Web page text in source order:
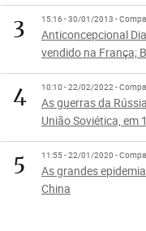
3 15:16 - 30/01/2013 -
Anticoncepcional
vendido na França;
4 10:10 - 22/02/2022 -
As guerras da
União Soviética, em
5 11:55 - 22/01/2020 -
As grandes
China